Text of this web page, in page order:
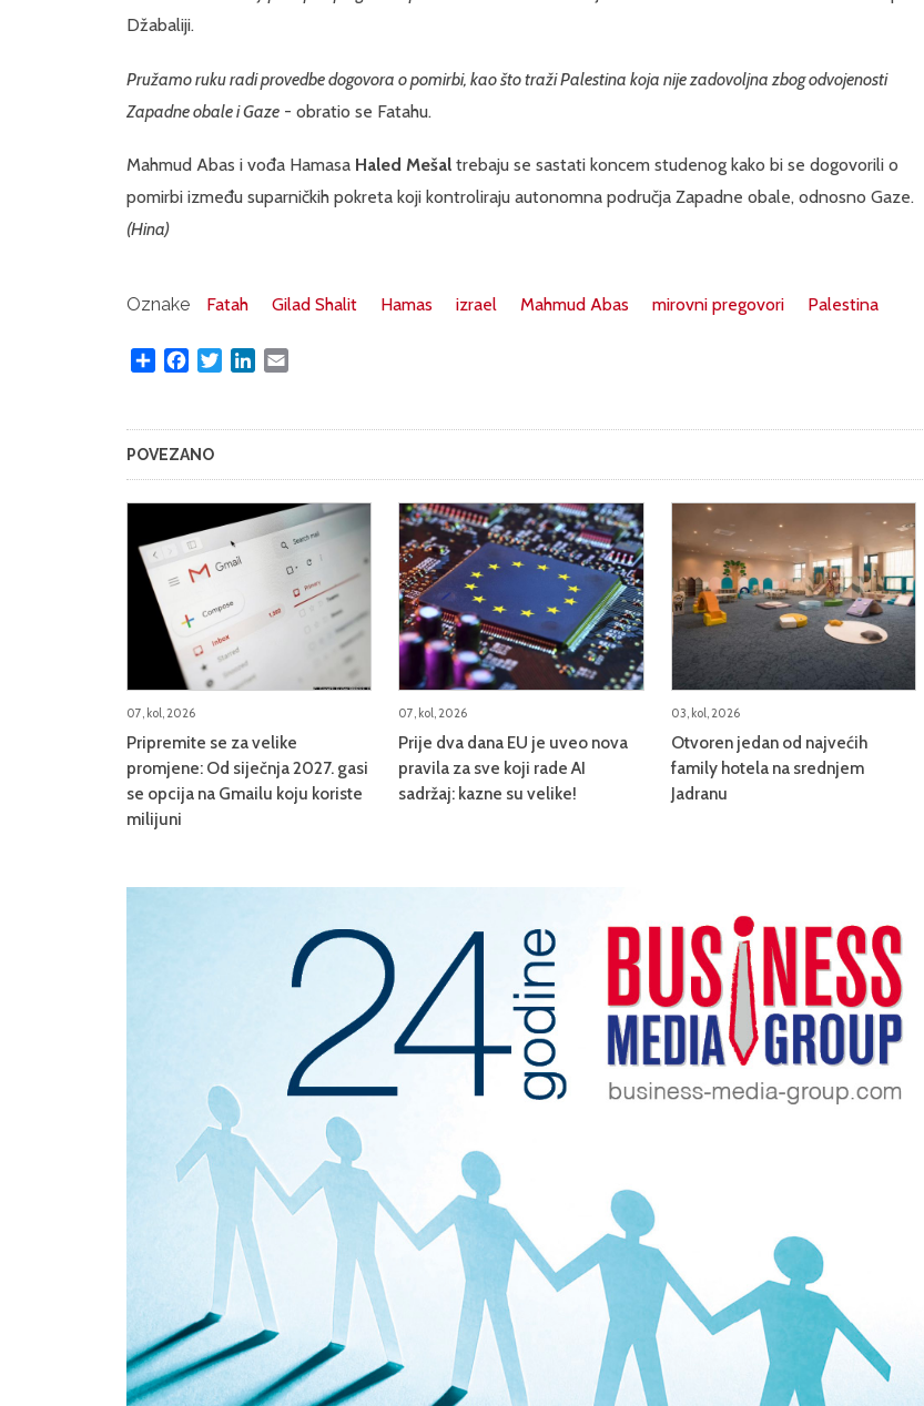
Džabaliji.
Pružamo ruku radi provedbe dogovora o pomirbi, kao što traži Palestina koja nije zadovoljna zbog odvojenosti
Zapadne obale i Gaze - obratio se Fatahu.
Mahmud Abas i vođa Hamasa Haled Mešal trebaju se sastati koncem studenog kako bi se dogovorili o
pomirbi između suparničkih pokreta koji kontroliraju autonomna područja Zapadne obale, odnosno Gaze.
(Hina)
Oznake Fatah Gilad Shalit Hamas izrael Mahmud Abas mirovni pregovori Palestina
Share FacebookTwitterLinkedIn
POVEZANO
07, kol, 2026
Pripremite se za velike
promjene: Od siječnja 2027. gasi
se opcija na Gmailu koju koriste
milijuni
07, kol, 2026
Prije dva dana EU je uveo nova
pravila za sve koji rade AI
sadržaj: kazne su velike!
03, kol, 2026
Otvoren jedan od najvećih
family hotela na srednjem
Jadranu